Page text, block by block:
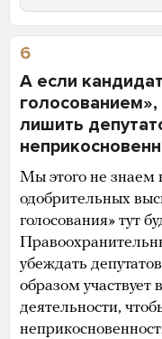
6
А если
лишить
Мы этого не знаем
одобрительных
голосования» тут
убеждать
образом участвует
деятельности,